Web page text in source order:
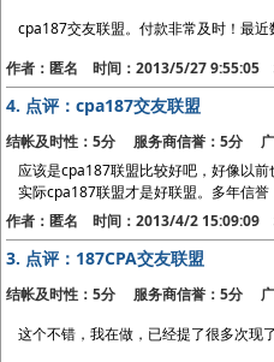
cpa187交友联盟。付款非常及时！最近
作者：匿名 时间：2013/5/27 9:55:05
4. 点评：cpa187交友联盟
结帐及时性：5分 服务商信誉：5分
应该是cpa187联盟比较好吧，好像以
实际cpa187联盟才是好联盟。多年信誉
作者：匿名 时间：2013/4/2 15:09:09
3. 点评：187CPA交友联盟
结帐及时性：5分 服务商信誉：5分
这个不错，我在做，已经提了很多次现